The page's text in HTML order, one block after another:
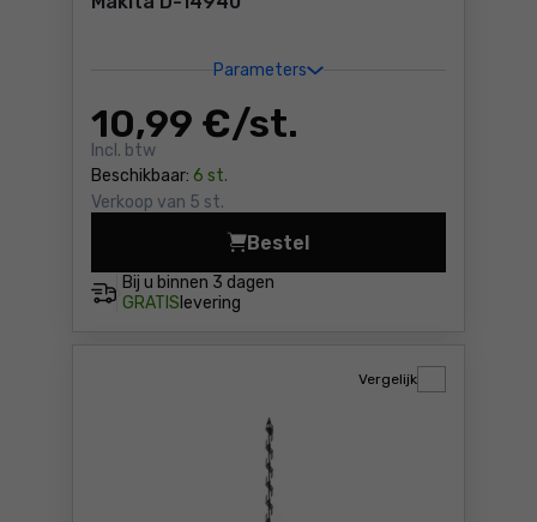
Parameters
10,99 €/ st.
Incl. btw
Beschikbaar: 6 st.
Verkoop van 5 st.
Bij u binnen 3 dagen
GRATIS levering
Bestel
Metaalboor 1/4" zeskant
Vergelijk